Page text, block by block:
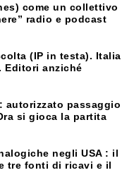
come un collettivo
radio e podcast
(IP in testa). Italia
Editori anziché
autorizzato passaggio
si gioca la partita
negli USA : il
tre fonti di ricavi e il